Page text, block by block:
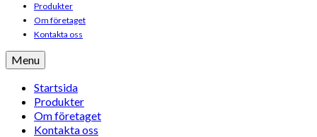
Produkter
Om företaget
Kontakta oss
Menu
Startsida
Produkter
Om företaget
Kontakta oss